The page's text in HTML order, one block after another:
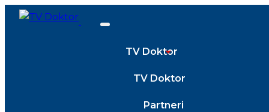
TV Doktor
TV Doktor
Partneri